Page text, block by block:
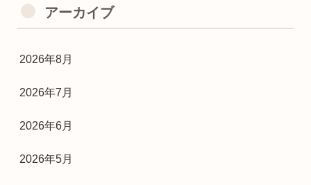
アーカイブ
2026年8月
2026年7月
2026年6月
2026年5月